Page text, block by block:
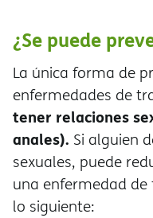
¿Se puede
La única forma de
enfermedades de
tener relaciones
anales). Si alguien
sexuales, puede
una enfermedad
lo siguiente: